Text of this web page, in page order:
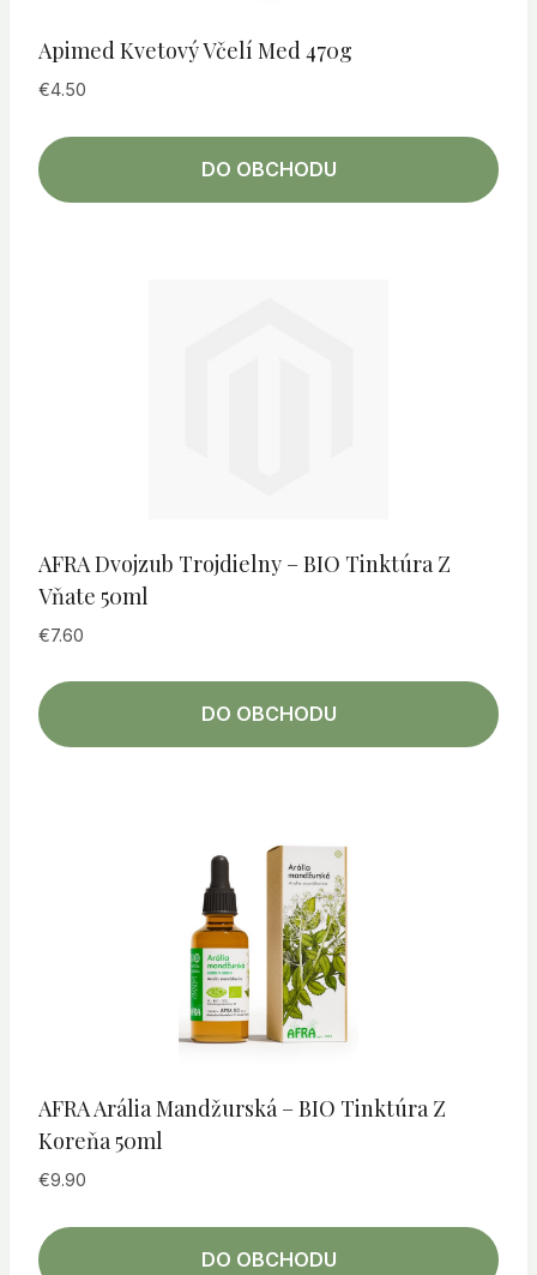
Apimed Kvetový Včelí Med 470g
€4.50
DO OBCHODU
AFRA Dvojzub Trojdielny – BIO Tinktúra Z
Vňate 50ml
€7.60
DO OBCHODU
AFRA Arália Mandžurská – BIO Tinktúra Z
Koreňa 50ml
€9.90
DO OBCHODU